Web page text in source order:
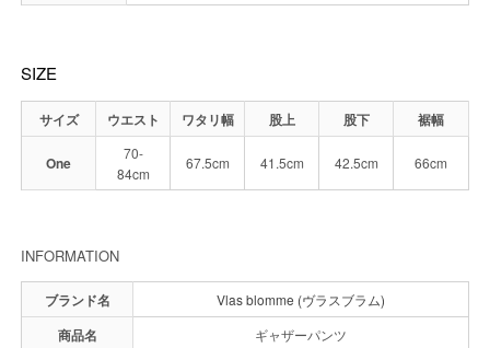
SIZE
サイズ ウエスト ワタリ幅 股上 股下 裾幅
One
70-
84cm
67.5cm 41.5cm 42.5cm 66cm
INFORMATION
ブランド名 Vlas blomme (ヴラスブラム)
商品名 ギャザーパンツ